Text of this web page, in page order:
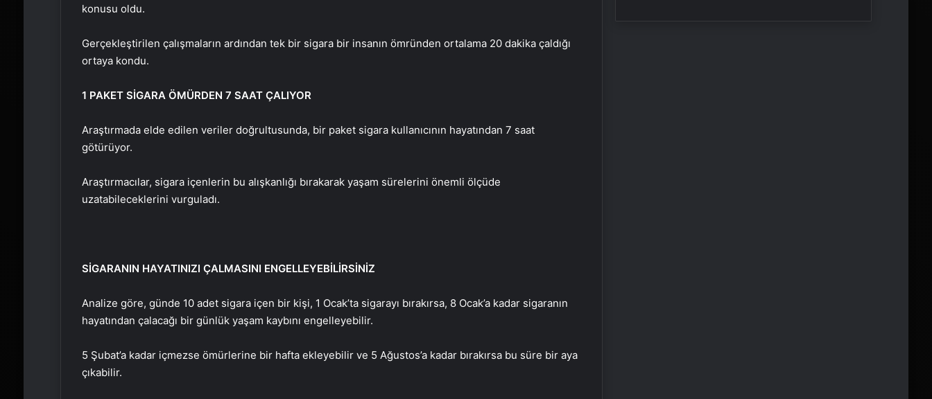
konusu oldu.
Gerçekleştirilen çalışmaların ardından tek bir sigara bir insanın ömründen ortalama 20 dakika çaldığı
ortaya kondu.
1 PAKET SİGARA ÖMÜRDEN 7 SAAT ÇALIYOR
Araştırmada elde edilen veriler doğrultusunda, bir paket sigara kullanıcının hayatından 7 saat
götürüyor.
Araştırmacılar, sigara içenlerin bu alışkanlığı bırakarak yaşam sürelerini önemli ölçüde
uzatabileceklerini vurguladı.
SİGARANIN HAYATINIZI ÇALMASINI ENGELLEYEBİLİRSİNİZ
Analize göre, günde 10 adet sigara içen bir kişi, 1 Ocak’ta sigarayı bırakırsa, 8 Ocak’a kadar sigaranın
hayatından çalacağı bir günlük yaşam kaybını engelleyebilir.
5 Şubat’a kadar içmezse ömürlerine bir hafta ekleyebilir ve 5 Ağustos’a kadar bırakırsa bu süre bir aya
çıkabilir.